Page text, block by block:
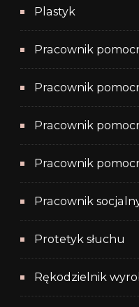
Plastyk
Pracownik
Pracownik
Pracownik
Pracownik
Pracownik
Protetyk słuchu
Rękodzielnik